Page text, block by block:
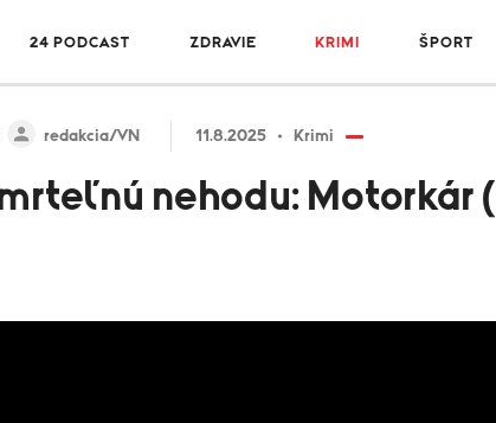
24 PODCAST ZDRAVIE KRIMI ŠPORT
redakcia/VN 11.8.2025 Krimi
nehodu: Motorkár